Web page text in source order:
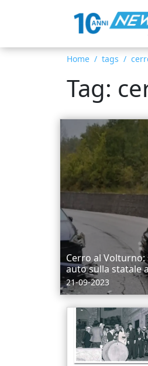
Home tags
Tag:
Cerro al
auto sulla statale
21-09-2023